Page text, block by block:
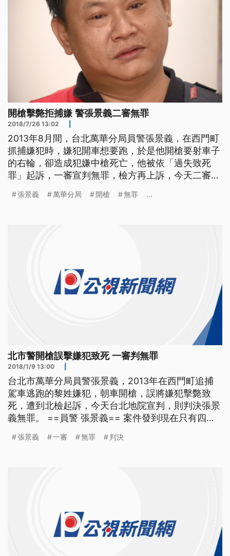
開槍擊斃拒捕嫌 警張景義二審無罪
2018/7/26 13:02
2013年8月間，台北萬華分局員警張景義，在西門町
抓捕嫌犯時，嫌犯開車想要跑，於是他開槍要射車子
的右輪，卻造成犯嫌中槍死亡，他被依「過失致死
罪」起訴，一審宣判無罪，檢方再上訴，今天二審宣
這邊法官是在認定說，在時機跟地點部分，法官認定
張景義 萬華分局 開槍 無罪 ...
北市警開槍誤擊嫌犯致死 一審判無罪
2018/1/9 13:00
台北市萬華分局員警張景義，2013年在西門町追捕
駕車逃跑的黎姓嫌犯，朝車開槍，誤將嫌犯擊斃致
死，遭到北檢起訴，今天台北地院宣判，則判決張景
義無罪。 ==員警 張景義== 案件發到現在只有四個
真的是蠻輕鬆的 放下心情 張景義今天到庭，聽到判
張景義 一審 無罪 判決